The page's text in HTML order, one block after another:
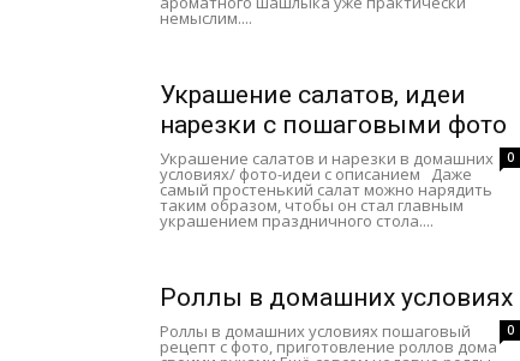
немыслим....
Украшение салатов, идеи
нарезки с пошаговыми фото
0
Украшение салатов и нарезки в домашних
условиях/ фото-идеи с описанием Даже
самый простенький салат можно нарядить
таким образом, чтобы он стал главным
украшением праздничного стола....
Роллы в домашних условиях
0
Роллы в домашних условиях пошаговый
рецепт с фото, приготовление роллов дома